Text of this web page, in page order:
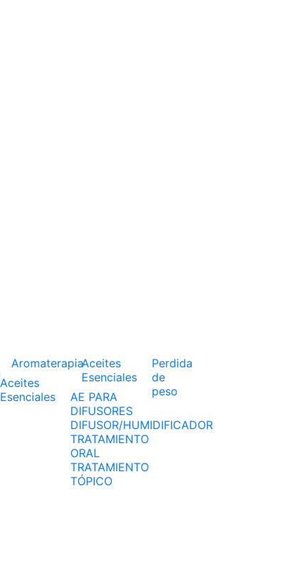
Aromaterapia
Aceites
Esenciales
Aceites
Esenciales
AE PARA
DIFUSORES
DIFUSOR/HUMIDIFICADOR
TRATAMIENTO
ORAL
TRATAMIENTO
TÓPICO
Perdida
de
peso